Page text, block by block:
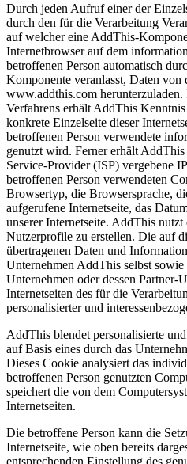
Durch jeden Aufruf einer der
durch den für die Verarbeitung
auf welcher eine AddThis-
Internetbrowser auf dem
betroffenen Person automatisch
Komponente veranlasst, Daten von
www.addthis.com herunterzuladen.
Verfahrens erhält AddThis
konkrete Einzelseite dieser
betroffenen Person verwendete
genutzt wird. Ferner erhält
Service-Provider (ISP) vergebene
betroffenen Person verwendeten
Browsertyp, die Browsersprache,
aufgerufene Internetseite, das
unserer Internetseite. AddThis
Nutzerprofile zu erstellen. Die auf
übertragenen Daten und
Unternehmen AddThis selbst
Unternehmen oder dessen Partner-
Internetseiten des für die
personalisierter und
AddThis blendet personalisierte
auf Basis eines durch das
Dieses Cookie analysiert das
betroffenen Person genutzten
speichert die von dem
Internetseiten.
Die betroffene Person kann die
Internetseite, wie oben bereits
entsprechenden Einstellung des